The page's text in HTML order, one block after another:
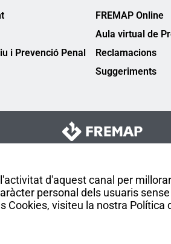
d'aquest canal per millorar
personal dels usuaris sense
Cookies, visiteu la nostra Política
i Prevenció Penal
FREMAP Online
Aula virtual de
Reclamacions
Suggeriments